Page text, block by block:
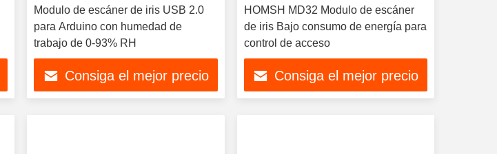
Modulo de escáner de iris USB 2.0
para Arduino con humedad de
trabajo de 0-93% RH
Consiga el mejor precio
HOMSH MD32 Modulo de escáner
de iris Bajo consumo de energía para
control de acceso
Consiga el mejor precio